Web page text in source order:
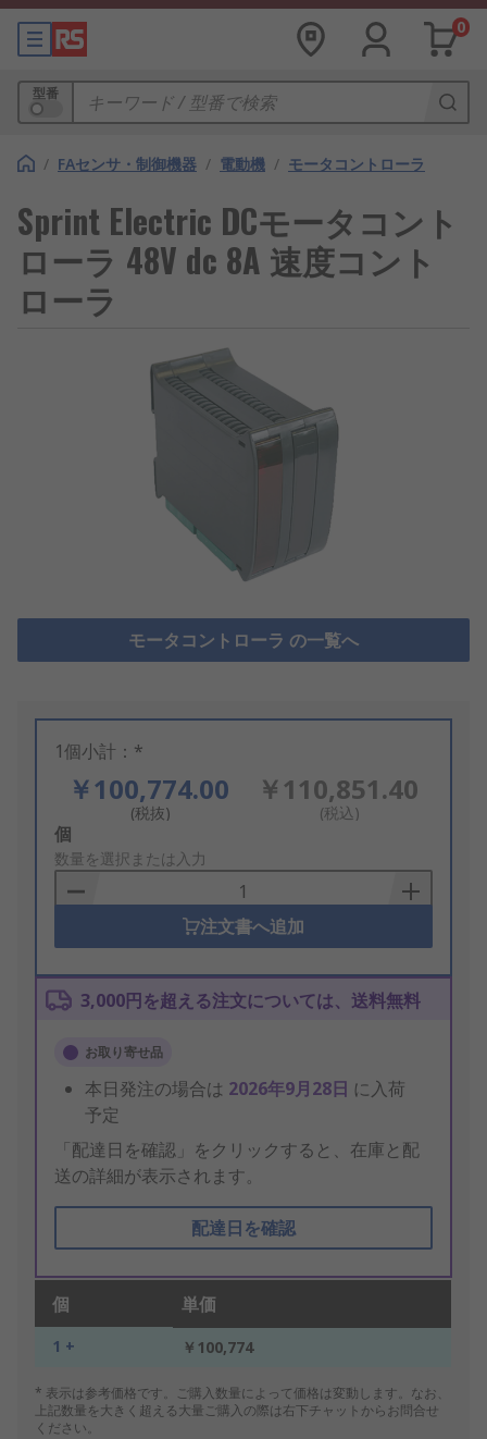
0
型番
/ FAセンサ・制御機器 / 電動機 / モータコントローラ
Sprint Electric DCモータコント
ローラ 48V dc 8A 速度コント
ローラ
モータコントローラ の一覧へ
1個小計：*
￥100,774.00
(税抜)
￥110,851.40
(税込)
Add
to
Basket
個
数量を選択または入力
注文書へ追加
3,000円を超える注文については、送料無料
お取り寄せ品
本日発注の場合は 2026年9月28日 に入荷
予定
「配達日を確認」をクリックすると、在庫と配
送の詳細が表示されます。
配達日を確認
個 単価
1 + ￥100,774
* 表示は参考価格です。ご購入数量によって価格は変動します。なお、
上記数量を大きく超える大量ご購入の際は右下チャットからお問合せ
ください。